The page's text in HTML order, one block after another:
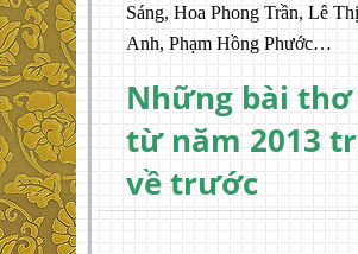
Sáng, Hoa Phong Trần, Lê
Anh, Phạm Hồng Phước…
Những bài thơ
từ năm 2013
về trước